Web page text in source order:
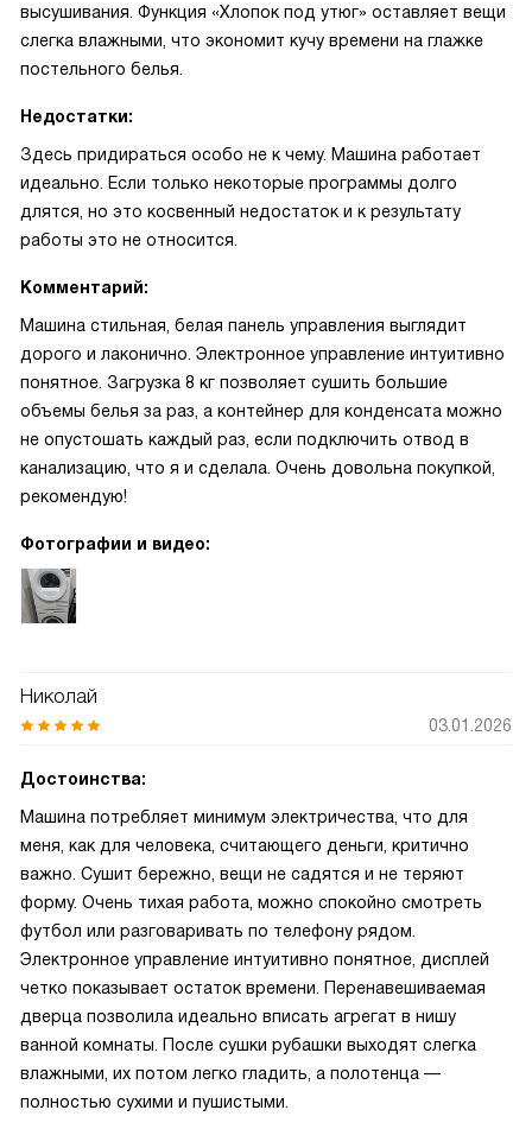
высушивания. Функция «Хлопок под утюг» оставляет вещи
слегка влажными, что экономит кучу времени на глажке
постельного белья.
Недостатки:
Здесь придираться особо не к чему. Машина работает
идеально. Если только некоторые программы долго
длятся, но это косвенный недостаток и к результату
работы это не относится.
Комментарий:
Машина стильная, белая панель управления выглядит
дорого и лаконично. Электронное управление интуитивно
понятное. Загрузка 8 кг позволяет сушить большие
объемы белья за раз, а контейнер для конденсата можно
не опустошать каждый раз, если подключить отвод в
канализацию, что я и сделала. Очень довольна покупкой,
рекомендую!
Фотографии и видео:
Николай
03.01.2026
Достоинства:
Машина потребляет минимум электричества, что для
меня, как для человека, считающего деньги, критично
важно. Сушит бережно, вещи не садятся и не теряют
форму. Очень тихая работа, можно спокойно смотреть
футбол или разговаривать по телефону рядом.
Электронное управление интуитивно понятное, дисплей
четко показывает остаток времени. Перенавешиваемая
дверца позволила идеально вписать агрегат в нишу
ванной комнаты. После сушки рубашки выходят слегка
влажными, их потом легко гладить, а полотенца —
полностью сухими и пушистыми.